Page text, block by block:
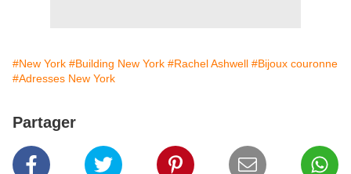
#New York #Building New York #Rachel Ashwell #Bijoux couronne
#Adresses New York
Partager